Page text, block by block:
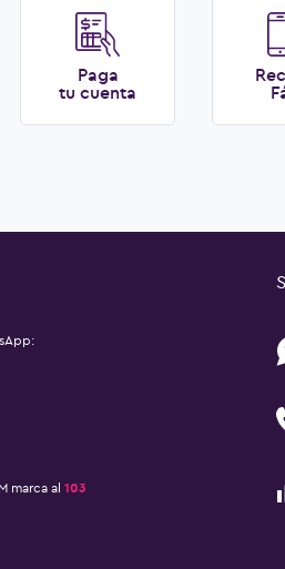
Paga
tu cuenta
marca al 103